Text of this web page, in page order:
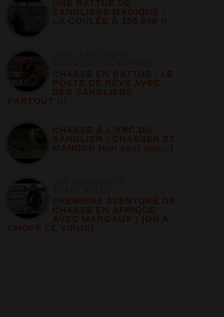
UNE BATTUE DE
SANGLIERS MAGIQUE :
LA COULÉE À 100 000 !!
CHASSE EN BATTUE : LE
POSTE DE RÊVE AVEC
DES SANGLIERS
PARTOUT !!!
CHASSE À L'ARC DU
SANGLIER ! CHASSER ET
MANGER (oui sauf que...)
PREMIERE AVENTURE DE
CHASSE EN AFRIQUE
AVEC MARGAUX ! (ON A
CHOPÉ LE VIRUS)